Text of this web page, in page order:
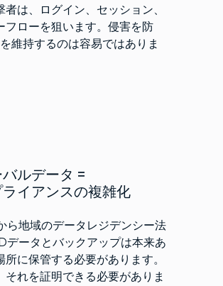
者は、ログイン、セッション、
フローを狙います。侵害を防
維持するのは容易ではありま
ルデータ =
ライアンスの複雑化
ら地域のデータレジデンシー法
データとバックアップは本来あ
所に保管する必要があります。
それを証明できる必要がありま